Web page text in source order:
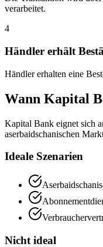
verarbeitet.
4
Händler erhält
Händler erhalten eine
Wann Kapital
Kapital Bank eignet sich
aserbaidschanischen
Ideale Szenarien
Nicht ideal